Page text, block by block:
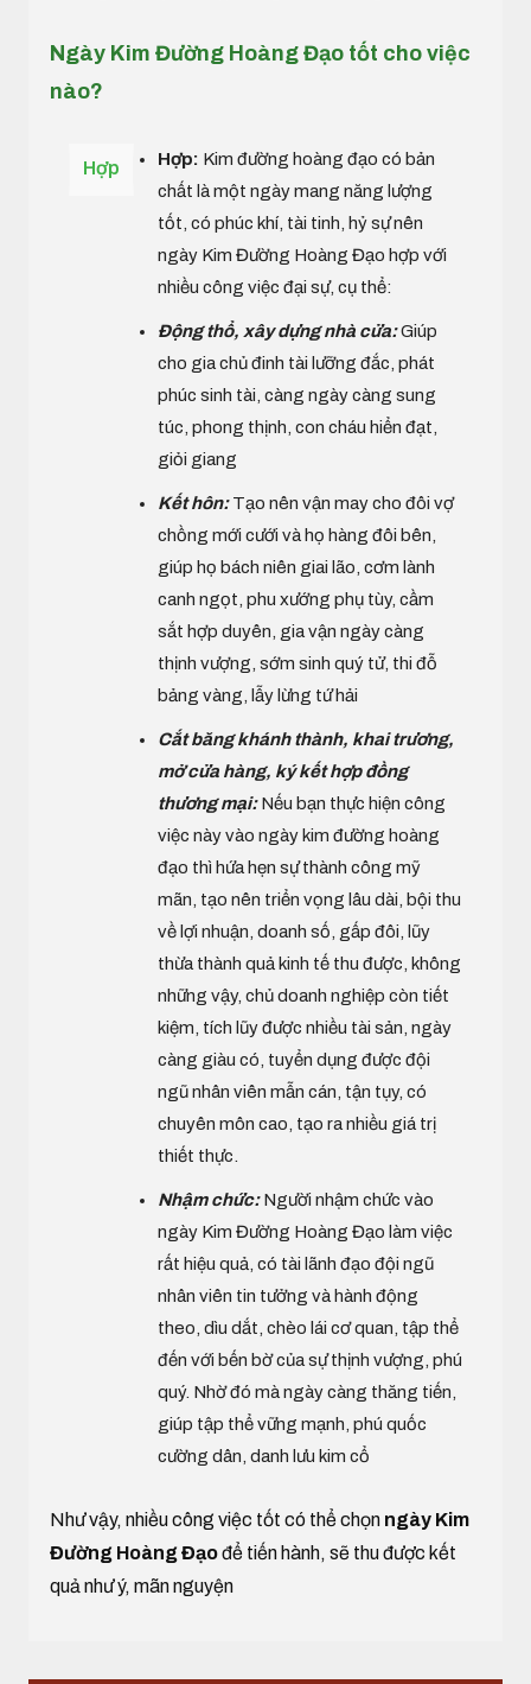
Ngày Kim Đường Hoàng Đạo tốt cho việc
nào?
Hợp Hợp: Kim đường hoàng đạo có bản
chất là một ngày mang năng lượng
tốt, có phúc khí, tài tinh, hỷ sự nên
ngày Kim Đường Hoàng Đạo hợp với
nhiều công việc đại sự, cụ thể:
Động thổ, xây dựng nhà cửa:Giúp
cho gia chủ đinh tài lưỡng đắc, phát
phúc sinh tài, càng ngày càng sung
túc, phong thịnh, con cháu hiển đạt,
giỏi giang
Kết hôn:Tạo nên vận may cho đôi vợ
chồng mới cưới và họ hàng đôi bên,
giúp họ bách niên giai lão, cơm lành
canh ngọt, phu xướng phụ tùy, cầm
sắt hợp duyên, gia vận ngày càng
thịnh vượng, sớm sinh quý tử, thi đỗ
bảng vàng, lẫy lừng tứ hải
Cắt băng khánh thành, khai trương,
mở cửa hàng, ký kết hợp đồng
thương mại:Nếu bạn thực hiện công
việc này vào ngày kim đường hoàng
đạo thì hứa hẹn sự thành công mỹ
mãn, tạo nên triển vọng lâu dài, bội thu
về lợi nhuận, doanh số, gấp đôi, lũy
thừa thành quả kinh tế thu được, không
những vậy, chủ doanh nghiệp còn tiết
kiệm, tích lũy được nhiều tài sản, ngày
càng giàu có, tuyển dụng được đội
ngũ nhân viên mẫn cán, tận tụy, có
chuyên môn cao, tạo ra nhiều giá trị
thiết thực.
Nhậm chức:Người nhậm chức vào
ngày Kim Đường Hoàng Đạo làm việc
rất hiệu quả, có tài lãnh đạo đội ngũ
nhân viên tin tưởng và hành động
theo, dìu dắt, chèo lái cơ quan, tập thể
đến với bến bờ của sự thịnh vượng, phú
quý. Nhờ đó mà ngày càng thăng tiến,
giúp tập thể vững mạnh, phú quốc
cường dân, danh lưu kim cổ
Như vậy, nhiều công việc tốt có thể chọn ngày Kim
Đường Hoàng Đạođể tiến hành, sẽ thu được kết
quả như ý, mãn nguyện